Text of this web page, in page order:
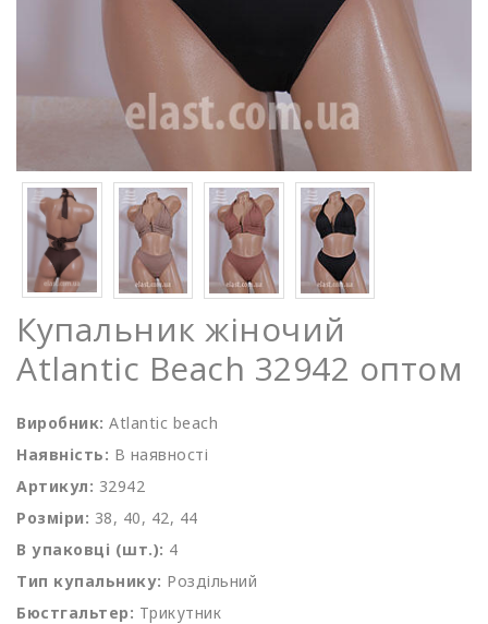
Купальник жіночий
Atlantic Beach 32942 оптом
Виробник: Atlantic beach
Наявність: В наявності
Артикул: 32942
Розміри: 38, 40, 42, 44
В упаковці (шт.): 4
Тип купальнику: Роздільний
Бюстгальтер: Трикутник